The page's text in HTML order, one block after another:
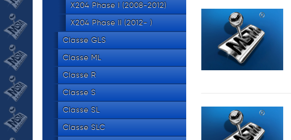
X204 Phase I (2008-2012)
X204 Phase II (2012- )
Classe GLS
Classe ML
Classe R
Classe S
Classe SL
Classe SLC